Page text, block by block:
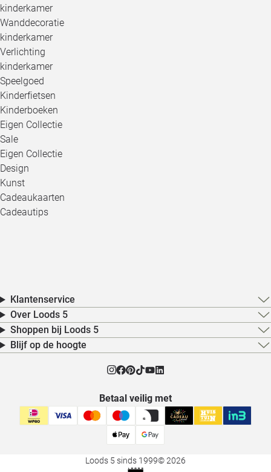
kinderkamer
Wanddecoratie
kinderkamer
Verlichting
kinderkamer
Speelgoed
Kinderfietsen
Kinderboeken
Eigen Collectie
Sale
Eigen Collectie
Design
Kunst
Cadeaukaarten
Cadeautips
Klantenservice
Over Loods 5
Shoppen bij Loods 5
Blijf op de hoogte
Betaal veilig met
Loods 5 sinds 1999© 2026